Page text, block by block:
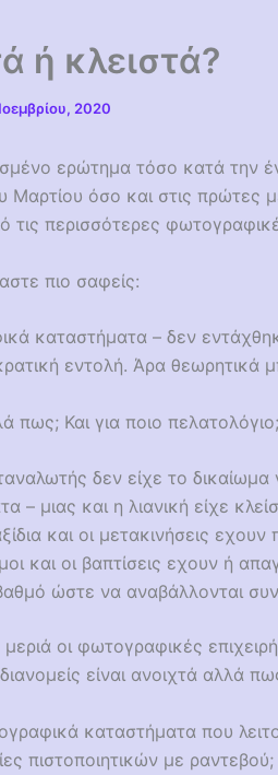
ή κλειστά?
2020
ερώτημα τόσο κατά την
Μαρτίου όσο και στις πρώτες
τις περισσότερες
πιο σαφείς:
καταστήματα – δεν
εντολή. Άρα θεωρητικά
πως; Και για ποιο πελατολόγιο;
δεν είχε το δικαίωμα
– μιας και η λιανική είχε
και οι μετακινήσεις εχουν
και οι βαπτίσεις εχουν ή
ώστε να αναβάλλονται
οι φωτογραφικές
είναι ανοιχτά αλλά
καταστήματα που
πιστοποιητικών με ραντεβού;